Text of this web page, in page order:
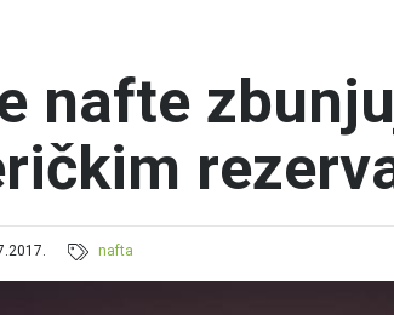
nafte
nafta